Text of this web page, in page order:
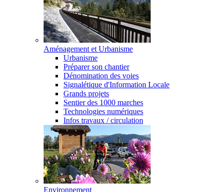
Aménagement et Urbanisme
Urbanisme
Préparer son chantier
Dénomination des voies
Signalétique d'Information Locale
Grands projets
Sentier des 1000 marches
Technologies numériques
Infos travaux / circulation
Environnement